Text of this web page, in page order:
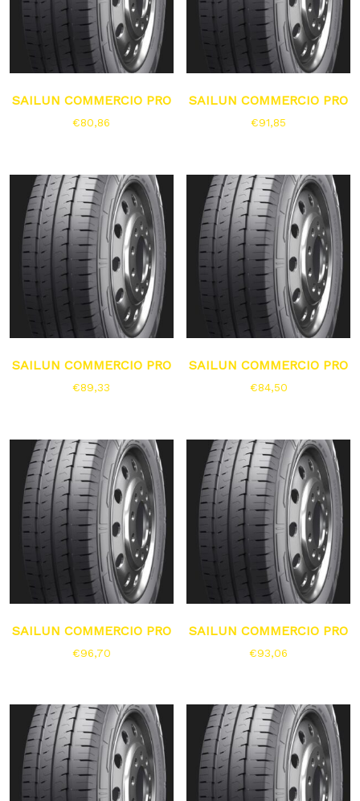
SAILUN COMMERCIO PRO
€80,86
SAILUN COMMERCIO PRO
€91,85
SAILUN COMMERCIO PRO
€89,33
SAILUN COMMERCIO PRO
€84,50
SAILUN COMMERCIO PRO
€96,70
SAILUN COMMERCIO PRO
€93,06